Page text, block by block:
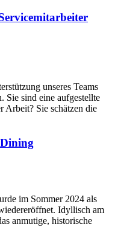
unseres Teams
Sie sind eine aufgestellte
Arbeit? Sie schätzen die
im Sommer 2024 als
Idyllisch am
anmutige, historische